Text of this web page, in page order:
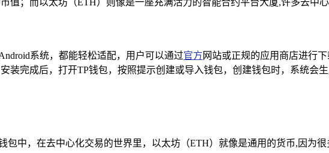
；而以太坊（ETH）则像是一座充满活力的智能合约平台大厦,许多去中
系统，都能轻松适配，用户可以通过官方 网站或正规的应用商店进行
完成后，打开TP钱包，按照提示创建或导入钱包，创建钱包时，系统会
中，在去中心化交易的世界里，以太坊（ETH）就像是通用的货币,因为